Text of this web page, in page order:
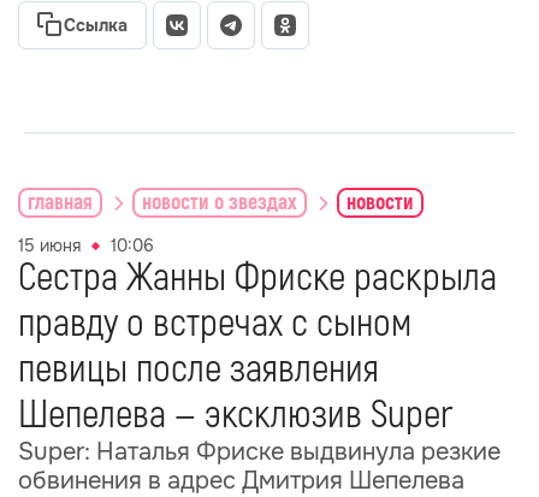
Ссылка
главная новости о звездах новости
15 июня 10:06
Сестра Жанны Фриске раскрыла
правду о встречах с сыном
певицы после заявления
Шепелева — эксклюзив Super
Super: Наталья Фриске выдвинула резкие
обвинения в адрес Дмитрия Шепелева